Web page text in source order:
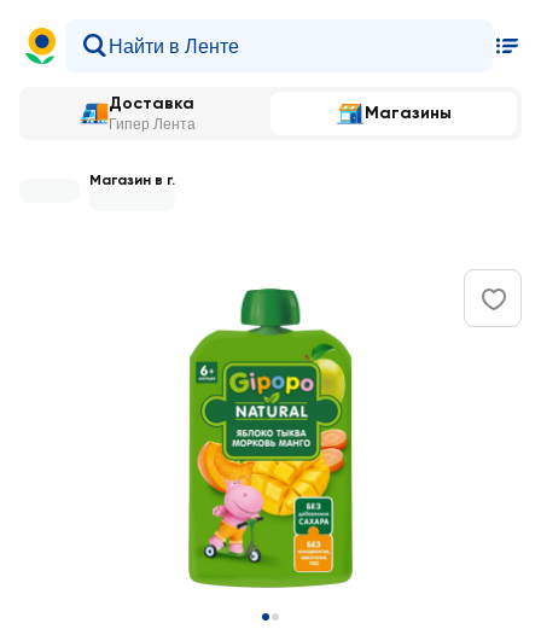
Доставка
Гипер Лента
Магазины
Магазин в г.